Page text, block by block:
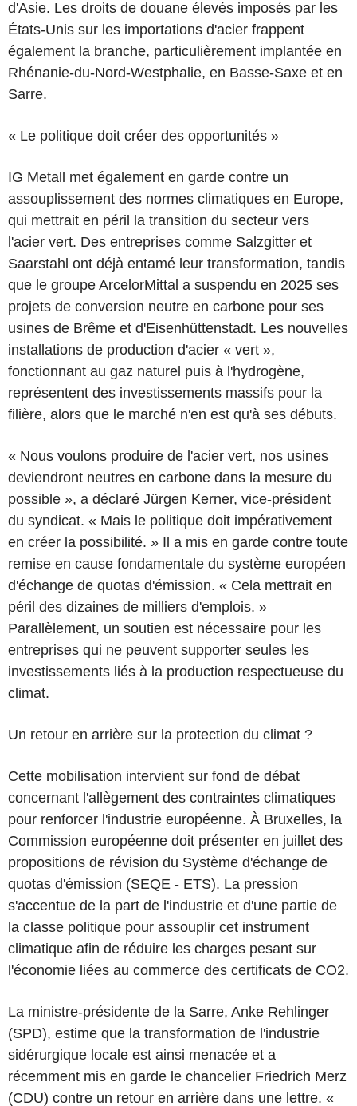
d'Asie. Les droits de douane élevés imposés par les
États-Unis sur les importations d'acier frappent
également la branche, particulièrement implantée en
Rhénanie-du-Nord-Westphalie, en Basse-Saxe et en
Sarre.
« Le politique doit créer des opportunités »
IG Metall met également en garde contre un
assouplissement des normes climatiques en Europe,
qui mettrait en péril la transition du secteur vers
l'acier vert. Des entreprises comme Salzgitter et
Saarstahl ont déjà entamé leur transformation, tandis
que le groupe ArcelorMittal a suspendu en 2025 ses
projets de conversion neutre en carbone pour ses
usines de Brême et d'Eisenhüttenstadt. Les nouvelles
installations de production d'acier « vert »,
fonctionnant au gaz naturel puis à l'hydrogène,
représentent des investissements massifs pour la
filière, alors que le marché n'en est qu'à ses débuts.
« Nous voulons produire de l'acier vert, nos usines
deviendront neutres en carbone dans la mesure du
possible », a déclaré Jürgen Kerner, vice-président
du syndicat. « Mais le politique doit impérativement
en créer la possibilité. » Il a mis en garde contre toute
remise en cause fondamentale du système européen
d'échange de quotas d'émission. « Cela mettrait en
péril des dizaines de milliers d'emplois. »
Parallèlement, un soutien est nécessaire pour les
entreprises qui ne peuvent supporter seules les
investissements liés à la production respectueuse du
climat.
Un retour en arrière sur la protection du climat ?
Cette mobilisation intervient sur fond de débat
concernant l'allègement des contraintes climatiques
pour renforcer l'industrie européenne. À Bruxelles, la
Commission européenne doit présenter en juillet des
propositions de révision du Système d'échange de
quotas d'émission (SEQE - ETS). La pression
s'accentue de la part de l'industrie et d'une partie de
la classe politique pour assouplir cet instrument
climatique afin de réduire les charges pesant sur
l'économie liées au commerce des certificats de CO2.
La ministre-présidente de la Sarre, Anke Rehlinger
(SPD), estime que la transformation de l'industrie
sidérurgique locale est ainsi menacée et a
récemment mis en garde le chancelier Friedrich Merz
(CDU) contre un retour en arrière dans une lettre. «